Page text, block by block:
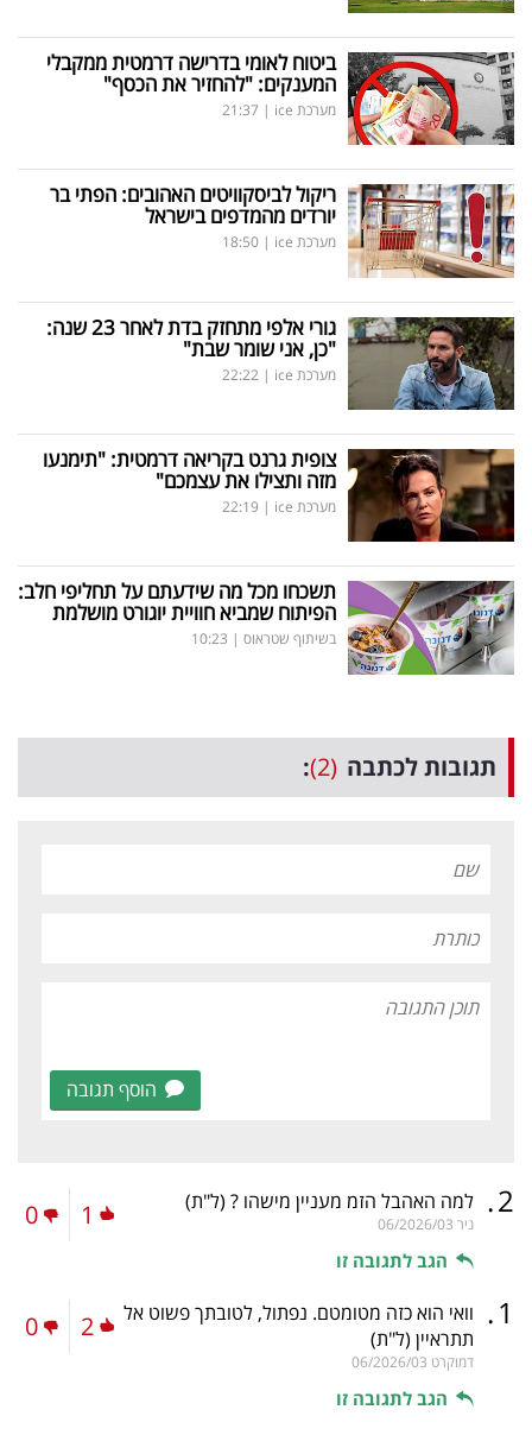
ביטוח לאומי בדרישה דרמטית ממקבלי
המענקים: "להחזיר את הכסף"
מערכת ice |
21:37
ריקול לביסקוויטים האהובים: הפתי בר
יורדים מהמדפים בישראל
מערכת ice |
18:50
גורי אלפי מתחזק בדת לאחר 23 שנה:
"כן, אני שומר שבת"
מערכת ice |
22:22
צופית גרנט בקריאה דרמטית: "תימנעו
מזה ותצילו את עצמכם"
מערכת ice |
22:19
תשכחו מכל מה שידעתם על תחליפי חלב:
הפיתוח שמביא חוויית יוגורט מושלמת
בשיתוף שטראוס |
10:23
תגובות לכתבה (2)
:
הוסף תגובה
2
. למה האהבל הזמ מעניין מישהו ? (ל"ת)
ניר 06/2026/03
הגב לתגובה זו
1
0
1
. וואי הוא כזה מטומטם. נפתול, לטובתך פשוט אל
תתראיין (ל"ת)
דמוקרט 06/2026/03
הגב לתגובה זו
2
0